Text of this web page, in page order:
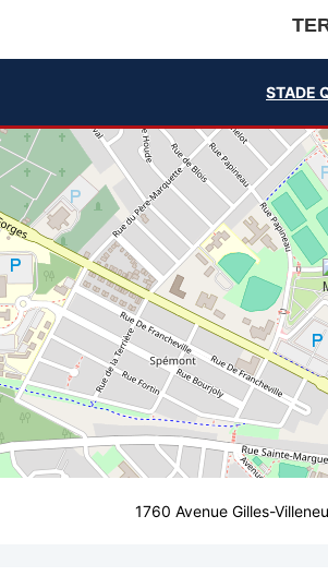
STADE
1760 Avenue Gilles-